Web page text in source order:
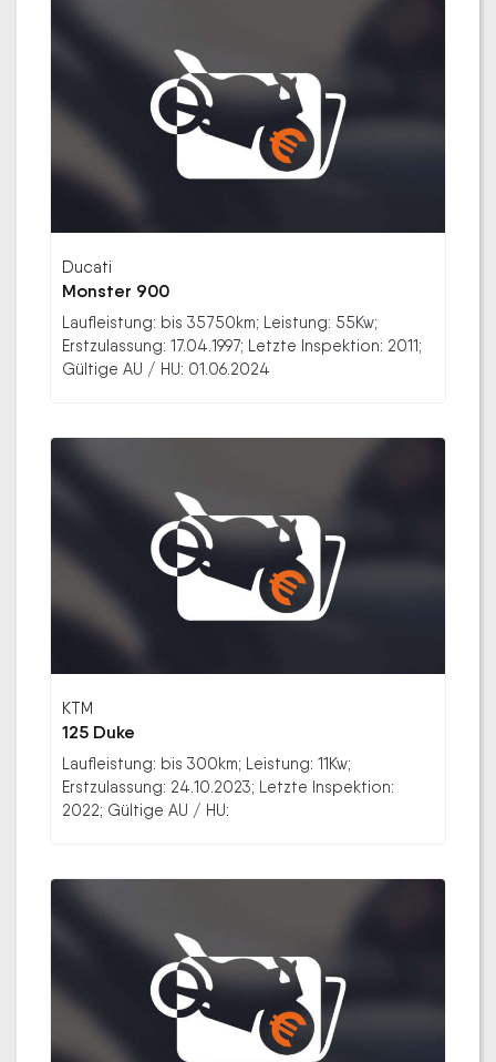
Ducati
Monster 900
Laufleistung: bis 35750km; Leistung: 55Kw;
Erstzulassung: 17.04.1997; Letzte Inspektion: 2011;
Gültige AU / HU: 01.06.2024
KTM
125 Duke
Laufleistung: bis 300km; Leistung: 11Kw;
Erstzulassung: 24.10.2023; Letzte Inspektion:
2022; Gültige AU / HU: